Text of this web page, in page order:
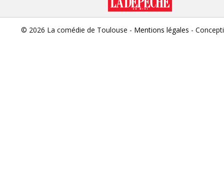
© 2026 La comédie de Toulouse - Mentions légales -